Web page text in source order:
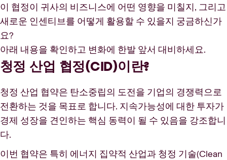
이 협정이 귀사의 비즈니스에 어떤 영향을 미칠지, 그리고
새로운 인센티브를 어떻게 활용할 수 있을지 궁금하신가
요?
아래 내용을 확인하고 변화에 한발 앞서 대비하세요.
청정 산업 협정(CID)이란?
청정 산업 협약은 탄소중립의 도전을 기업의 경쟁력으로
전환하는 것을 목표로 합니다. 지속가능성에 대한 투자가
경제 성장을 견인하는 핵심 동력이 될 수 있음을 강조합니
다.
이번 협약은 특히 에너지 집약적 산업과 청정 기술(Clean